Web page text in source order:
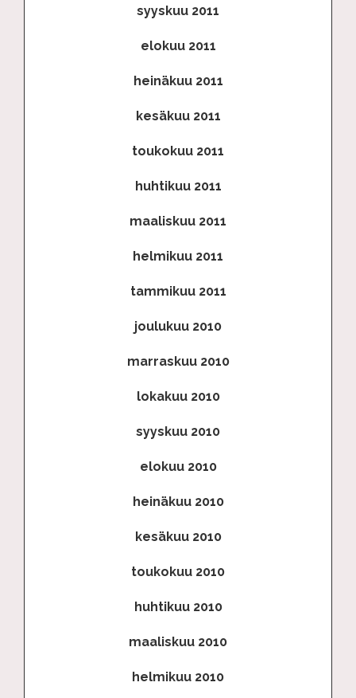
syyskuu 2011
elokuu 2011
heinäkuu 2011
kesäkuu 2011
toukokuu 2011
huhtikuu 2011
maaliskuu 2011
helmikuu 2011
tammikuu 2011
joulukuu 2010
marraskuu 2010
lokakuu 2010
syyskuu 2010
elokuu 2010
heinäkuu 2010
kesäkuu 2010
toukokuu 2010
huhtikuu 2010
maaliskuu 2010
helmikuu 2010